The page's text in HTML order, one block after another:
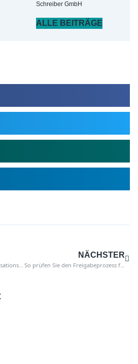
Schreiber GmbH
ALLE BEITRÄGE
Alles gut organisiert? Organisationsstrukturen im SAP MM prüfen
NÄCHSTER
So prüfen Sie den Freigabeprozess für Bestellanforderungen